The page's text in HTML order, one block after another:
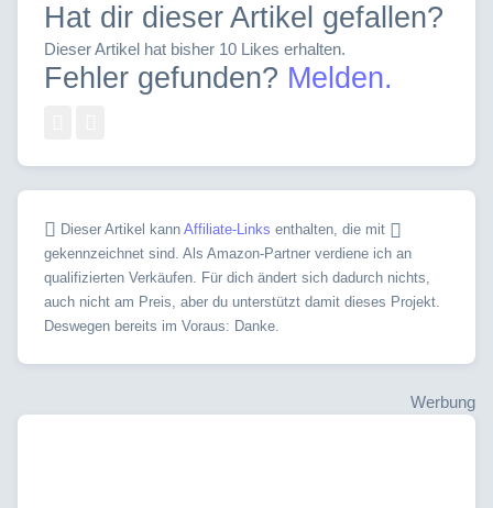
Hat dir dieser Artikel gefallen?
Dieser Artikel hat bisher 10 Likes erhalten.
Fehler gefunden? Melden.
Dieser Artikel kann Affiliate-Links enthalten, die mit
gekennzeichnet sind. Als Amazon-Partner verdiene ich an
qualifizierten Verkäufen. Für dich ändert sich dadurch nichts,
auch nicht am Preis, aber du unterstützt damit dieses Projekt.
Deswegen bereits im Voraus: Danke.
Werbung